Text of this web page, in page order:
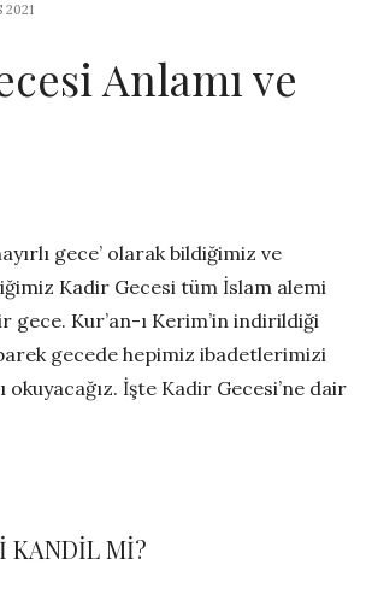
2021
Anlamı ve
gece’ olarak bildiğimiz ve
Kadir Gecesi tüm İslam alemi
gece. Kur’an-ı Kerim’in indirildiği
gecede hepimiz ibadetlerimizi
okuyacağız. İşte Kadir Gecesi’ne dair
KANDİL Mİ?